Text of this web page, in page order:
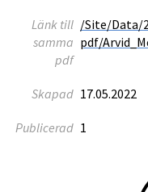
Länk till
samma
pdf
/Site/Data/
pdf/
Skapad 17.05.2022
Publicerad 1